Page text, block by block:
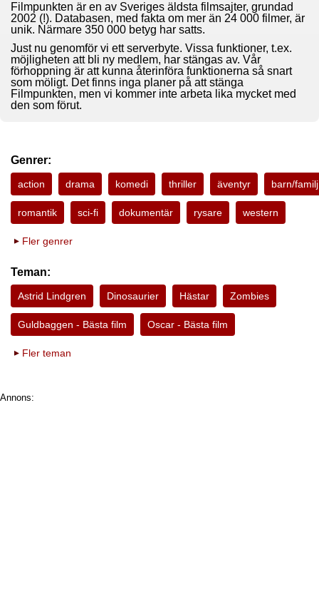
Filmpunkten är en av Sveriges äldsta filmsajter, grundad
2002 (!). Databasen, med fakta om mer än 24 000 filmer, är
unik. Närmare 350 000 betyg har satts.
Just nu genomför vi ett serverbyte. Vissa funktioner, t.ex.
möjligheten att bli ny medlem, har stängas av. Vår
förhoppning är att kunna återinföra funktionerna så snart
som möligt. Det finns inga planer på att stänga
Filmpunkten, men vi kommer inte arbeta lika mycket med
den som förut.
Genrer:
action drama komedi thriller äventyr barn/familj
romantik sci-fi dokumentär rysare western
Fler genrer
Teman:
Astrid Lindgren Dinosaurier Hästar Zombies
Guldbaggen - Bästa film Oscar - Bästa film
Fler teman
Annons: